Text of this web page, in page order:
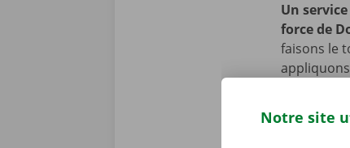
Un
force de
faisons le
Notre site